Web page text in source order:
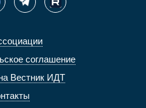
соглашение
Вестник ИДТ